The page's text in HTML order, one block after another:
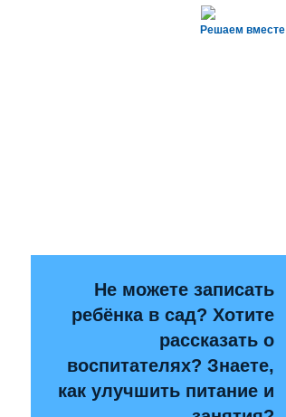
Решаем вместе
Не можете записать
ребёнка в сад? Хотите
рассказать о
воспитателях? Знаете,
как улучшить питание и